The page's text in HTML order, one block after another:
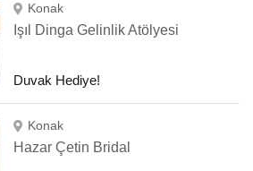
Konak
Işıl Dinga Gelinlik Atölyesi
Duvak Hediye!
Konak
Hazar Çetin Bridal